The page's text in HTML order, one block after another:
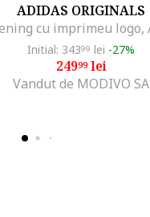
ADIDAS ORIGINALS
Initial: 34399 lei -27%
24999lei
Vandut de MODIVO SA